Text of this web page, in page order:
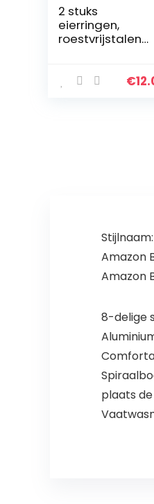
2 stuks
eierringen,
roestvrijstalen
eierringen voor
€
Stijlnaam:
Amazon
Amazon
8-delige
plaats